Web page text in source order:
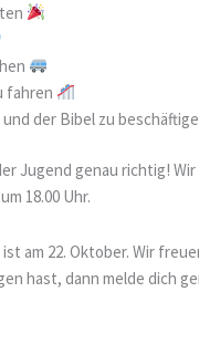
fahren
der Bibel zu
Jugend genau richtig!
18.00 Uhr.
am 22. Oktober. Wir
hast, dann melde dich